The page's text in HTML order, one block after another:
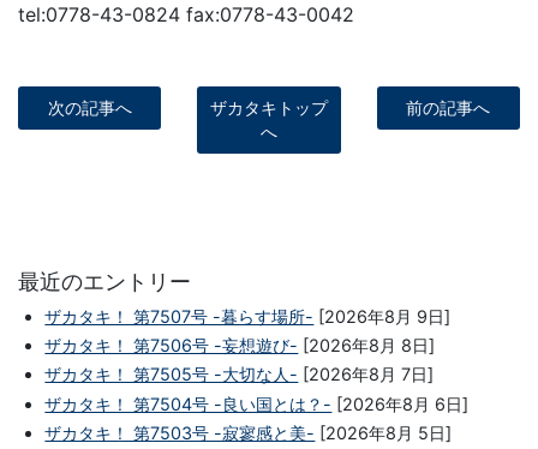
tel:0778-43-0824 fax:0778-43-0042
次の記事へ
ザカタキトップ
へ
前の記事へ
最近のエントリー
ザカタキ！ 第7507号 -暮らす場所- [2026年8月 9日]
ザカタキ！ 第7506号 -妄想遊び- [2026年8月 8日]
ザカタキ！ 第7505号 -大切な人- [2026年8月 7日]
ザカタキ！ 第7504号 -良い国とは？- [2026年8月 6日]
ザカタキ！ 第7503号 -寂寥感と美- [2026年8月 5日]